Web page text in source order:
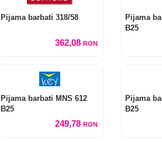
Pijama barbati 318/58
362,08RON
Pijama
B25
Pijama barbati MNS 612
B25
249,78RON
Pijama
B25